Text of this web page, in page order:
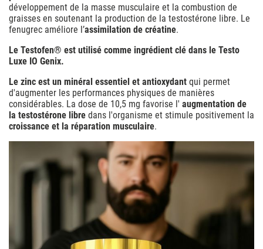
développement de la masse musculaire et la combustion de
graisses en soutenant la production de la testostérone libre. Le
fenugrec améliore l’assimilation de créatine.
Le Testofen® est utilisé comme ingrédient clé dans le Testo
Luxe IO Genix.
Le zinc est un minéral essentiel et antioxydant qui permet
d'augmenter les performances physiques de manières
considérables. La dose de 10,5 mg favorise l' augmentation de
la testostérone libre dans l'organisme et stimule positivement la
croissance et la réparation musculaire.